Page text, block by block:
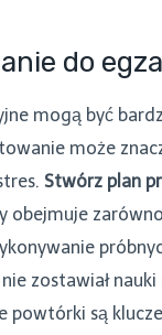
do
mogą być
może
Stwórz plan
obejmuje
zostawiał
powtórki są